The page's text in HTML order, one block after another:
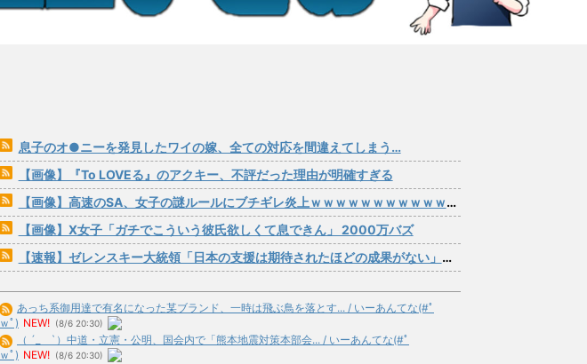
息子のオ●ニーを発見したワイの嫁、全ての対応を間違えてしまう…
【画像】『To LOVEる』のアクキー、不評だった理由が明確すぎる
【画像】高速のSA、女子の謎ルールにブチギレ炎上ｗｗｗｗｗｗｗｗｗｗｗｗｗ
【画像】X女子「ガチでこういう彼氏欲しくて息できん」 2000万バズ
【速報】ゼレンスキー大統領「日本の支援は期待されたほどの成果がない」WWWWWWWWWWW
あっち系御用達で有名になった某ブランド、一時は飛ぶ鳥を落とす... / いーあんてな(#ﾟ
ｗﾟ) NEW! (8/6 20:30)
（ ´_ゝ`）中道・立憲・公明、国会内で「熊本地震対策本部会... / いーあんてな(#ﾟ
ｗﾟ) NEW! (8/6 20:30)